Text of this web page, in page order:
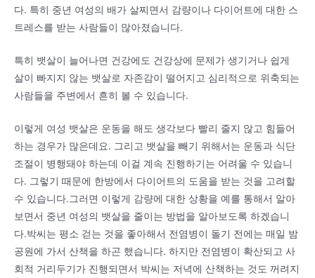
다. 특히 중년 여성의 배가 살찌면서 감량이나 다이어트에 대한 스
트레스를 받는 사람들이 많아졌습니다.
특히 뱃살이 늘어나면 건강에도 건강상에 문제가 생기거나 쉽게
살이 빠지지 않는 뱃살로 자존감이 떨어지고 심리적으로 위축되는
사람들을 주변에서 흔히 볼 수 있습니다.
이렇게 여성 뱃살은 운동을 해도 생각보다 빨리 줄지 않고 힘들어
하는 경우가 많은데요. 그리고 뱃살을 빼기 위해서는 운동과 식단
조절이 병행돼야 하는데 이걸 계속 진행하기는 어려울 수 있습니
다. 그렇기 때문에 한방에서 다이어트의 도움을 받는 것을 고려할
수 있습니다.그러면 이렇게 감량에 대한 상황을 예를 통해서 알아
보면서 중년 여성의 뱃살을 줄이는 방법을 알아보도록 하겠습니
다.박씨는 평소 걷는 것을 좋아해서 전염병이 돌기 전에는 매일 밤
공원에 가서 산책을 하곤 했습니다. 하지만 전염병이 확산되고 사
회적 거리두기가 진행되면서 박씨는 저녁에 산책하는 것도 꺼려지